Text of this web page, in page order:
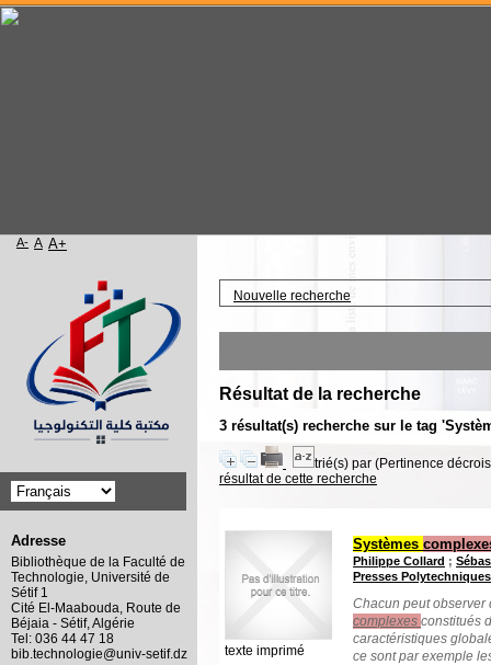
Nouvelle recherche
Résultat de la recherche
3 résultat(s) recherche sur le tag
trié(s) par (Pertinence
résultat de cette recherche
texte imprimé
Systèmes
Philippe Collard ;
Presses
Chacun peut
complexesconstitués
caractéristiques
ce sont par exemple
Accueil
A- A A+
Adresse
Bibliothèque de la Faculté de
Technologie, Université de
Sétif 1
Cité El-Maabouda, Route de
Béjaia - Sétif, Algérie
Tel: 036 44 47 18
bib.technologie@univ-setif.dz